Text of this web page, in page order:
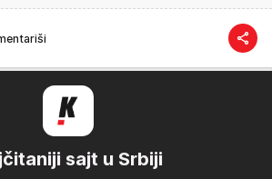
sajt u Srbiji